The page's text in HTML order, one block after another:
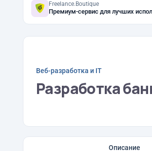
Freelance.Boutique
Премиум-сервис для лучших
Веб-разработка и IT
Разработка
Описание